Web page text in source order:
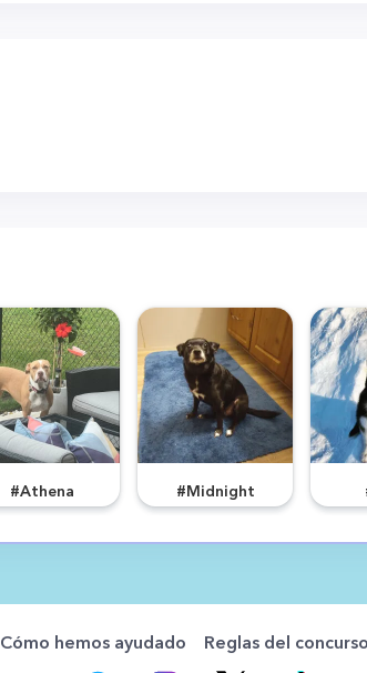
#Athena #Midnight
Cómo hemos ayudado Reglas del concurso